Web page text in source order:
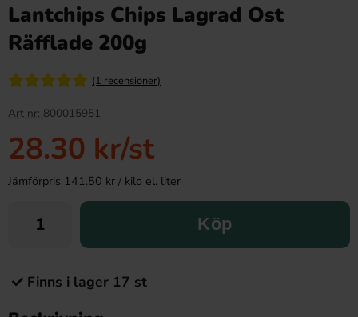
Lantchips Chips Lagrad Ost
Räfflade 200g
(1 recensioner)
Art nr: 800015951
28.30 kr/st
Jämförpris 141.50 kr / kilo el. liter
Köp
Finns i lager 17 st